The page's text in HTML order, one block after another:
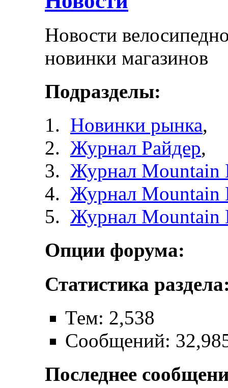
Новости
новинки магазинов
Подразделы:
Новинки рынка,
Журнал Райдер,
Журнал Mountain
Журнал Mountain
Журнал Mountain
Опции форума:
Статистика
Тем: 2,538
Сообщений:
Последнее